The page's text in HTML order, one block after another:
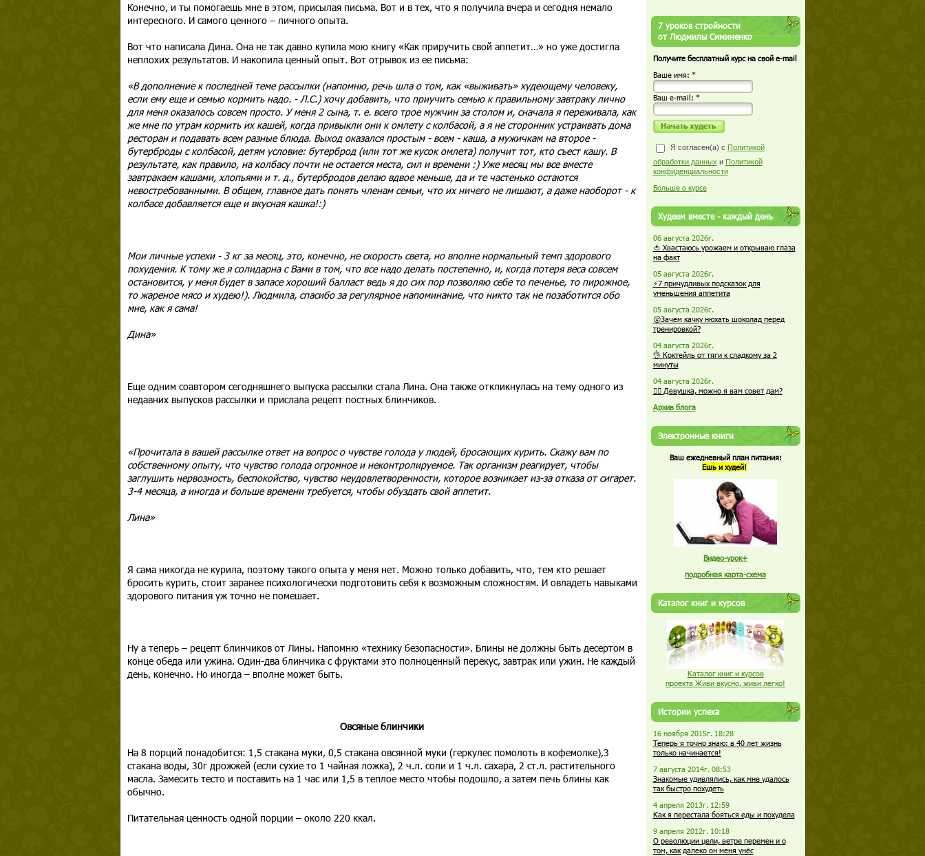
Конечно, и ты помогаешь мне в этом, присылая письма. Вот и в тех, что я получила вчера и сегодня немало
интересного. И самого ценного – личного опыта.
Вот что написала Дина. Она не так давно купила мою книгу «Как приручить свой аппетит…» но уже достигла
неплохих результатов. И накопила ценный опыт. Вот отрывок из ее письма:
«В дополнение к последней теме рассылки (напомню, речь шла о том, как «выживать» худеющему человеку,
если ему еще и семью кормить надо. - Л.С.) хочу добавить, что приучить семью к правильному завтраку лично
для меня оказалось совсем просто. У меня 2 сына, т. е. всего трое мужчин за столом и, сначала я переживала, как
же мне по утрам кормить их кашей, когда привыкли они к омлету с колбасой, а я не сторонник устраивать дома
ресторан и подавать всем разные блюда. Выход оказался простым - всем - каша, а мужичкам на второе -
бутерброды с колбасой, детям условие: бутерброд (или тот же кусок омлета) получит тот, кто съест кашу. В
результате, как правило, на колбасу почти не остается места, сил и времени :) Уже месяц мы все вместе
завтракаем кашами, хлопьями и т. д., бутербродов делаю вдвое меньше, да и те частенько остаются
невостребованными. В общем, главное дать понять членам семьи, что их ничего не лишают, а даже наоборот - к
колбасе добавляется еще и вкусная кашка!:)
Мои личные успехи - 3 кг за месяц, это, конечно, не скорость света, но вполне нормальный темп здорового
похудения. К тому же я солидарна с Вами в том, что все надо делать постепенно, и, когда потеря веса совсем
остановится, у меня будет в запасе хороший балласт ведь я до сих пор позволяю себе то печенье, то пирожное,
то жареное мясо и худею!). Людмила, спасибо за регулярное напоминание, что никто так не позаботится обо
мне, как я сама!
Дина»
Еще одним соавтором сегодняшнего выпуска рассылки стала Лина. Она также откликнулась на тему одного из
недавних выпусков рассылки и прислала рецепт постных блинчиков.
«Прочитала в вашей рассылке ответ на вопрос о чувстве голода у людей, бросающих курить. Скажу вам по
собственному опыту, что чувство голода огромное и неконтролируемое. Так организм реагирует, чтобы
заглушить нервозность, беспокойство, чувство неудовлетворенности, которое возникает из-за отказа от сигарет.
3-4 месяца, а иногда и больше времени требуется, чтобы обуздать свой аппетит.
Лина»
Я сама никогда не курила, поэтому такого опыта у меня нет. Можно только добавить, что, тем кто решает
бросить курить, стоит заранее психологически подготовить себя к возможным сложностям. И овладеть навыками
здорового питания уж точно не помешает.
Ну а теперь – рецепт блинчиков от Лины. Напомню «технику безопасности». Блины не должны быть десертом в
конце обеда или ужина. Один-два блинчика с фруктами это полноценный перекус, завтрак или ужин. Не каждый
день, конечно. Но иногда – вполне может быть.
Овсяные блинчики
На 8 порций понадобится: 1,5 стакана муки, 0,5 стакана овсянной муки (геркулес помолоть в кофемолке),3
стакана воды, 30г дрожжей (если сухие то 1 чайная ложка), 2 ч.л. соли и 1 ч.л. сахара, 2 ст.л. растительного
масла. Замесить тесто и поставить на 1 час или 1,5 в теплое место чтобы подошло, а затем печь блины как
обычно.
Питательная ценность одной порции – около 220 ккал.
7 уроков стройности
от Людмилы Симиненко
Получите бесплатный курс на свой e-mail
Ваше имя: *
Ваш е-mail: *
Я согласен(а) с Политикой
обработки данных и Политикой
конфиденциальности
Больше о курсе
Худеем вместе - каждый день
06 августа 2026г.
🍅 Хвастаюсь урожаем и открываю глаза
на факт
05 августа 2026г.
⚡7 причудливых подсказок для
уменьшения аппетита
05 августа 2026г.
😮Зачем качку нюхать шоколад перед
тренировкой?
04 августа 2026г.
👌 Коктейль от тяги к сладкому за 2
минуты
04 августа 2026г.
🏋️‍♀️ Девушка, можно я вам совет дам?
Архив блога
Электронные книги
Ваш ежедневный план питания:
Ешь и худей!
Видео-урок+
подробная карта-схема
Каталог книг и курсов
Каталог книг и курсов
проекта Живи вкусно, живи легко!
Истории успеха
16 ноября 2015г. 18:28
Теперь я точно знаю: в 40 лет жизнь
только начинается!
7 августа 2014г. 08:53
Знакомые удивлялись, как мне удалось
так быстро похудеть
4 апреля 2013г. 12:59
Как я перестала бояться еды и похудела
9 апреля 2012г. 10:18
О революции цели, ветре перемен и о
том, как далеко он меня унёс